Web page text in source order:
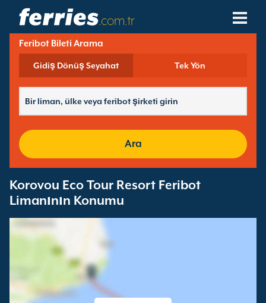
.com.tr
Feribot Şirketleri
Feribot Destinasyonları
Feribot Limanları
Feribot Bileti Arama
Gidiş Dönüş Seyahat Tek Yön
Ara
Korovou Eco Tour Resort Feribot
Limanının Konumu